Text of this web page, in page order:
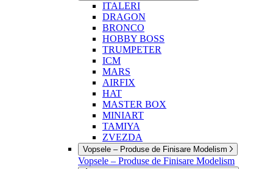
ITALERI
DRAGON
BRONCO
HOBBY BOSS
TRUMPETER
ICM
MARS
AIRFIX
HAT
MASTER BOX
MINIART
TAMIYA
ZVEZDA
Vopsele – Produse de Finisare Modelism
Vopsele – Produse de Finisare Modelism